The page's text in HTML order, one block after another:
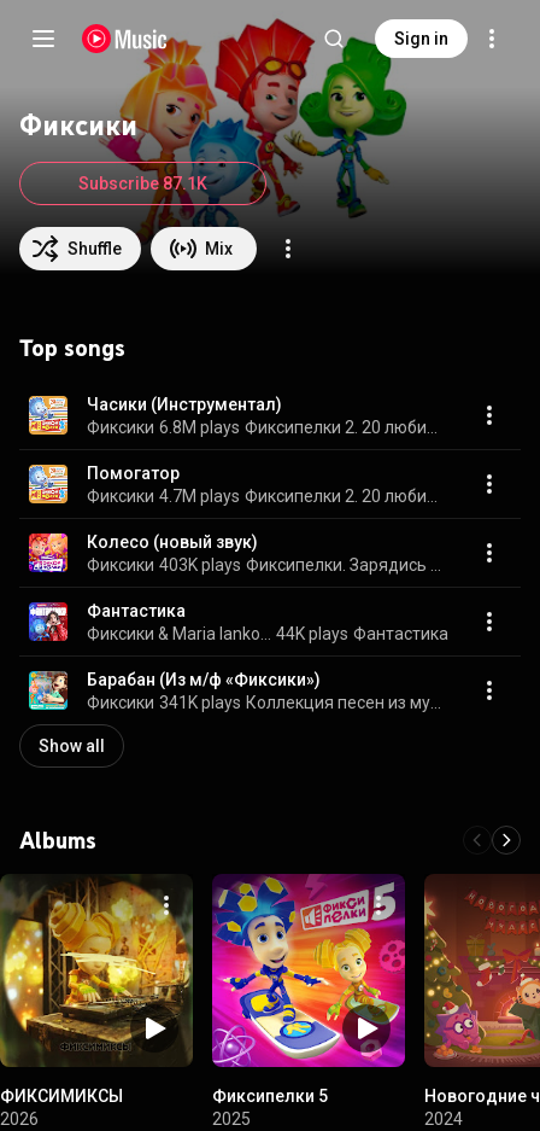
Sign in
Фиксики
Shuffle Mix
Subscribe 87.1K
Top songs
Часики (Инструментал)
Фиксики 6.8M plays
Помогатор
Фиксики 4.7M plays
Колесо (новый звук)
Фиксики 403K plays
Фантастика
44K plays Фантастика
Барабан (Из м/ф «Фиксики»)
Фиксики 341K plays
Show all
Albums
ФИКСИМИКСЫ
2026
Фиксипелки 5
2025
Новогодние
2024